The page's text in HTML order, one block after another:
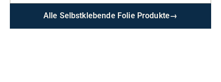
Alle Selbstklebende Folie Produkte→